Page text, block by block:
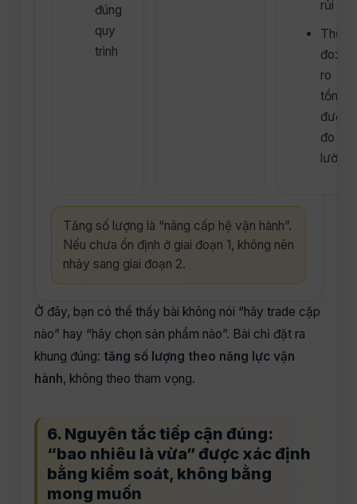
đúng
quy
trình
rủi ro
Thước
đo: rủi
ro
tổng
được
đo
lường
Tăng số lượng là “nâng cấp hệ vận hành”.
Nếu chưa ổn định ở giai đoạn 1, không nên
nhảy sang giai đoạn 2.
Ở đây, bạn có thể thấy bài không nói “hãy trade cặp
nào” hay “hãy chọn sản phẩm nào”. Bài chỉ đặt ra
khung đúng: tăng số lượng theo năng lực vận
hành, không theo tham vọng.
6. Nguyên tắc tiếp cận đúng:
“bao nhiêu là vừa” được xác định
bằng kiểm soát, không bằng
mong muốn